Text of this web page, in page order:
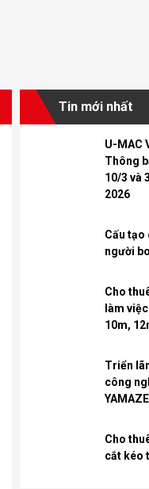
Tin mới nhất
U-MAC
Thông
10/3 và
2026
Cấu tạo
người
Cho
làm
10m,
Triển
công
Cho
cắt kéo